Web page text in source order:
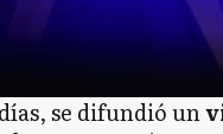
se difundió un